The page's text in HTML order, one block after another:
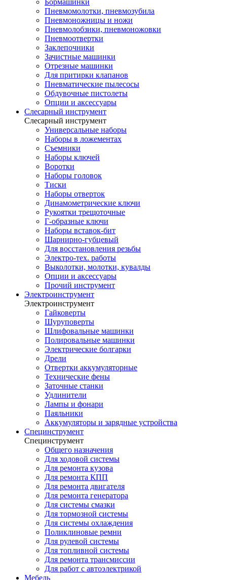
Бормашинки
Пневмомолотки, пневмозубила
Пневмоножницы и ножи
Пневмолобзики, пневмоножовки
Пневмоотвертки
Заклепочники
Зачистные машинки
Отрезные машинки
Для притирки клапанов
Пневматические пылесосы
Обдувочные пистолеты
Опции и аксессуары
Слесарный инструмент
Слесарный инструмент
Универсальные наборы
Наборы в ложементах
Съемники
Наборы ключей
Воротки
Наборы головок
Тиски
Наборы отверток
Динамометрические ключи
Рукоятки трещоточные
Г-образные ключи
Наборы вставок-бит
Шарнирно-губцевый
Для восстановления резьбы
Электро-тех. работы
Выколотки, молотки, кувалды
Опции и аксессуары
Прочий инструмент
Электроинструмент
Электроинструмент
Гайковерты
Шуруповерты
Шлифовальные машинки
Полировальные машинки
Электрические болгарки
Дрели
Отвертки аккумуляторные
Технические фены
Заточные станки
Удлинители
Лампы и фонари
Паяльники
Аккумуляторы и зарядные устройства
Специнструмент
Специнструмент
Общего назначения
Для ходовой системы
Для ремонта кузова
Для ремонта КПП
Для ремонта двигателя
Для ремонта генератора
Для системы смазки
Для тормозной системы
Для системы охлаждения
Поликлиновые ремни
Для рулевой системы
Для топливной системы
Для ремонта трансмиссии
Для работ с автоэлектрикой
Мебель